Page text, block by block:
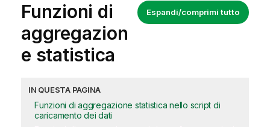
Espandi/comprimi tutto
Funzioni di
aggregazion
e statistica
IN QUESTA PAGINA
Funzioni di aggregazione statistica nello script di
caricamento dei dati